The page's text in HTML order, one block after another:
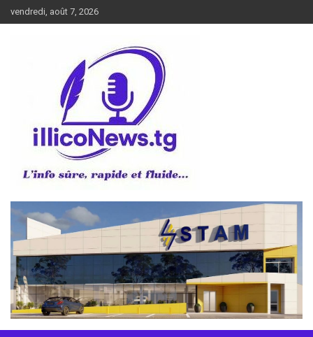
au
vendredi, août 7, 2026
illiconews